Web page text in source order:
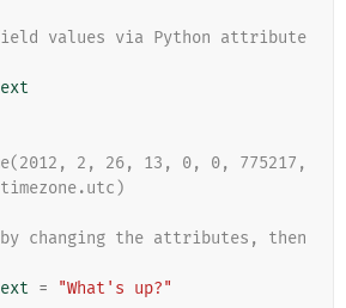
values via Python attribute
2, 26, 13, 0, 0, 775217,
by changing the attributes, then
=
"What's up?"